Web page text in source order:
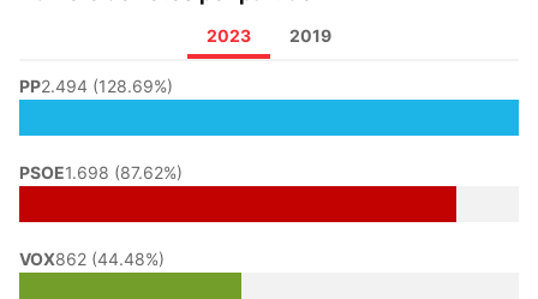
2023 2019
PP2.494 (128.69%)
PSOE1.698 (87.62%)
VOX862 (44.48%)